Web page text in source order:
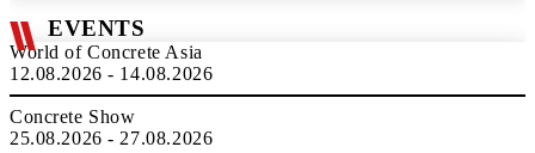
EVENTS
World of Concrete Asia
12.08.2026 - 14.08.2026
Concrete Show
25.08.2026 - 27.08.2026